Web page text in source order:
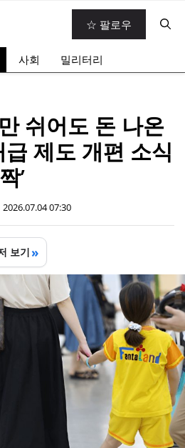
☆ 팔로우
사회 밀리터리
쉬어도 돈 나온
제도 개편 소식
’
2026.07.04 07:30
보기 »